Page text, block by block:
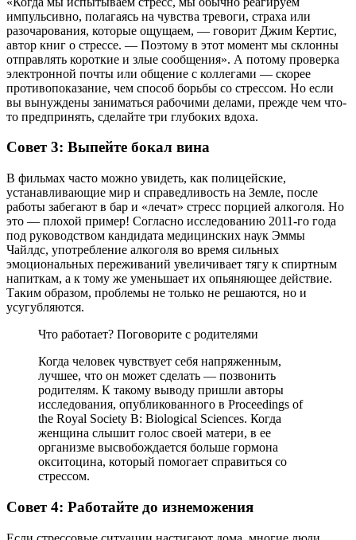
импульсивно, полагаясь на чувства тревоги, страха или
разочарования, которые ощущаем, — говорит Джим Кертис,
автор книг о стрессе. — Поэтому в этот момент мы склонны
отправлять короткие и злые сообщения». А потому проверка
электронной почты или общение с коллегами — скорее
противопоказание, чем способ борьбы со стрессом. Но если
вы вынуждены заниматься рабочими делами, прежде чем что-
то предпринять, сделайте три глубоких вдоха.
Совет 3: Выпейте бокал вина
В фильмах часто можно увидеть, как полицейские,
устанавливающие мир и справедливость на Земле, после
работы забегают в бар и «лечат» стресс порцией алкоголя. Но
это — плохой пример! Согласно исследованию 2011-го года
под руководством кандидата медицинских наук Эммы
Чайлдс, употребление алкоголя во время сильных
эмоциональных переживаний увеличивает тягу к спиртным
напиткам, а к тому же уменьшает их опьяняющее действие.
Таким образом, проблемы не только не решаются, но и
усугубляются.
Что работает? Поговорите с родителями
Когда человек чувствует себя напряженным,
лучшее, что он может сделать — позвонить
родителям. К такому выводу пришли авторы
исследования, опубликованного в Proceedings of
the Royal Society B: Biological Sciences. Когда
женщина слышит голос своей матери, в ее
организме высвобождается больше гормона
окситоцина, который помогает справиться со
стрессом.
Совет 4: Работайте до изнеможения